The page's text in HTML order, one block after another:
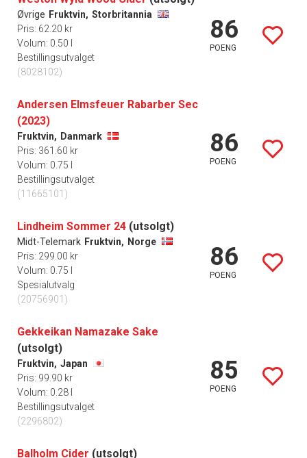
Øvrige Fruktvin, Storbritannia
Pris: 62.20 kr
Volum: 0.50 l
Bestillingsutvalget
(8028102)
86
POENG
Andersen Elmsfeuer Rabarber Sec
(2023)
Fruktvin, Danmark
Pris: 361.60 kr
Volum: 0.75 l
Bestillingsutvalget
(11665101)
86
POENG
Lindheim Sommer 24 (utsolgt)
Midt-Telemark Fruktvin, Norge
Pris: 299.00 kr
Volum: 0.75 l
Spesialutvalg
(20756901)
86
POENG
Gekkeikan Namazake Sake
(utsolgt)
Fruktvin, Japan
Pris: 99.90 kr
Volum: 0.28 l
Bestillingsutvalget
(2296802)
85
POENG
Balholm Cider (utsolgt)